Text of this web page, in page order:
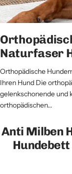
Naturfaser
Orthopädische
Ihren Hund Die
gelenkschonende und
orthopädischen...
Anti Milben